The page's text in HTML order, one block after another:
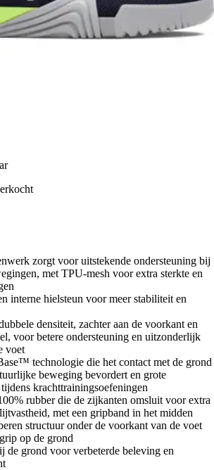
zorgt voor uitstekende ondersteuning bij
met TPU-mesh voor extra sterkte en
interne hielsteun voor meer stabiliteit en
densiteit, zachter aan de voorkant en
voor betere ondersteuning en uitzonderlijk
voet
technologie die het contact met de grond
beweging bevordert en grote
krachttrainingsoefeningen
rubber die de zijkanten omsluit voor extra
met een gripband in het midden
structuur onder de voorkant van de voet
op de grond
de grond voor verbeterde beleving en